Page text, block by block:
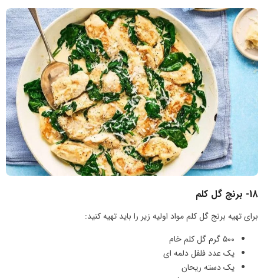
18- برنج گل کلم
برای تهیه برنج گل کلم مواد اولیه زیر را باید تهیه کنید:
۵۰۰ گرم گل کلم خام
یک عدد فلفل دلمه ای
یک دسته ریحان